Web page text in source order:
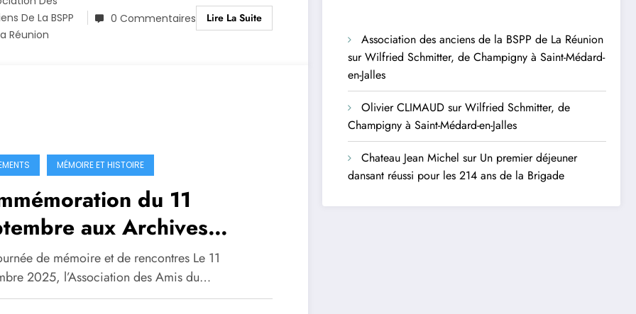
De La BSPP
Réunion
0 Commentaires Lire La Suite
MÉMOIRE ET HISTOIRE
du 11
aux Archives
de mémoire et de rencontres Le 11
2025, l’Association des Amis du…
Association des anciens de la BSPP de La Réunion
surWilfried Schmitter, de Champigny à Saint-Médard-
en-Jalles
Olivier CLIMAUD surWilfried Schmitter, de
Champigny à Saint-Médard-en-Jalles
Chateau Jean Michel sur Un premier déjeuner
dansant réussi pour les 214 ans de la Brigade